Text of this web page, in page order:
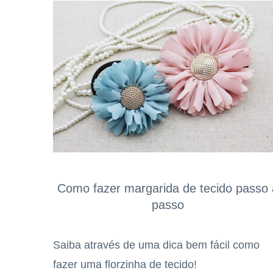
Como fazer margarida de tecido passo
passo
Saiba através de uma dica bem fácil como
fazer uma florzinha de tecido!